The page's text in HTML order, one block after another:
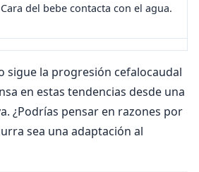
Cara del bebe contacta con el agua.
sigue la progresión cefalocaudal
en estas tendencias desde una
¿Podrías pensar en razones por
sea una adaptación al